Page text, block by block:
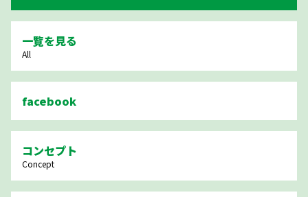
一覧を見る
All
facebook
コンセプト
Concept